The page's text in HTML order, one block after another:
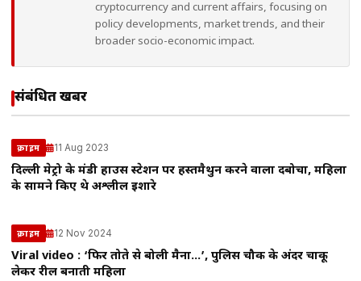
cryptocurrency and current affairs, focusing on
policy developments, market trends, and their
broader socio-economic impact.
संबंधित खबरें
क्राइम 11 Aug 2023
दिल्ली मेट्रो के मंडी हाउस स्टेशन पर हस्तमैथुन करने वाला दबोचा, महिला
के सामने किए थे अश्लील इशारे
क्राइम 12 Nov 2024
Viral video : ‘फिर तोते से बोली मैना…’, पुलिस चौकी के अंदर चाकू
लेकर रील बनाती महिला